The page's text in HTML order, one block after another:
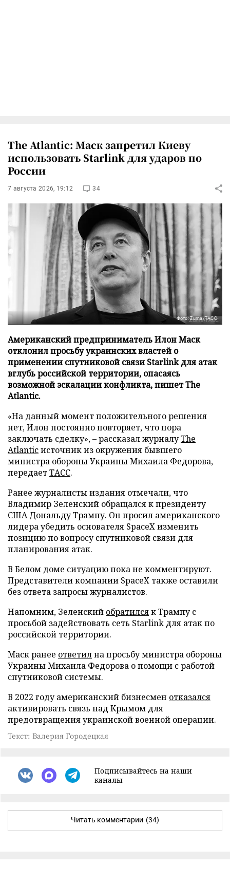
The Atlantic: Маск запретил Киеву
использовать Starlink для ударов по
России
7 августа 2026, 19:12 34
Фото: Zuma/ТАСС
Американский предприниматель Илон Маск
отклонил просьбу украинских властей о
применении спутниковой связи Starlink для атак
вглубь российской территории, опасаясь
возможной эскалации конфликта, пишет The
Atlantic.
«На данный момент положительного решения
нет, Илон постоянно повторяет, что пора
заключать сделку», – рассказал журналуThe
Atlanticисточник из окружения бывшего
министра обороны Украины Михаила Федорова,
передаетТАСС.
Ранее журналисты издания отмечали, что
Владимир Зеленский обращался к президенту
США Дональду Трампу. Он просил американского
лидера убедить основателя SpaceX изменить
позицию по вопросу спутниковой связи для
планирования атак.
В Белом доме ситуацию пока не комментируют.
Представители компании SpaceX также оставили
без ответа запросы журналистов.
Напомним, Зеленский обратилсяк Трампу с
просьбой задействовать сеть Starlink для атак по
российской территории.
Маск ранее ответилна просьбу министра обороны
Украины Михаила Федорова о помощи с работой
спутниковой системы.
В 2022 году американский бизнесмен отказался
активировать связь над Крымом для
предотвращения украинской военной операции.
Текст: Валерия Городецкая
Подписывайтесь на наши
каналы
Читать комментарии (34)